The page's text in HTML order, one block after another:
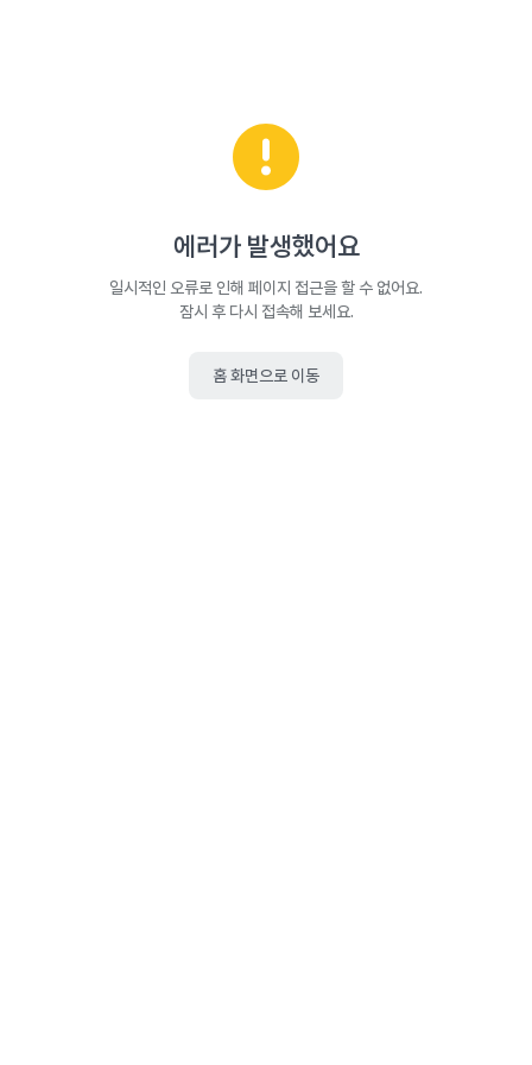
에러가 발생했어요
일시적인 오류로 인해 페이지 접근을 할 수 없어요.
잠시 후 다시 접속해 보세요.
홈 화면으로 이동